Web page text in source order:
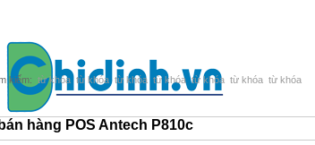
từ khóa từ khóa từ khóa từ khóa từ khóa từ khóa từ khóa
hàng POS Antech P810c